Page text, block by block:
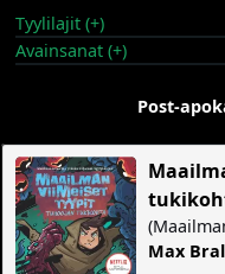
Tyylilajit (+)
Avainsanat (+)
Post-
(
Max